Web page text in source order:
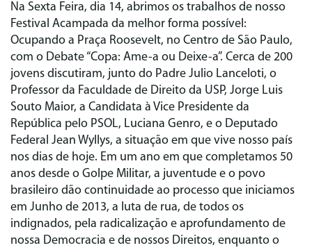
Na Sexta Feira, dia 14, abrimos os trabalhos de nosso
Festival Acampada da melhor forma possível:
Ocupando a Praça Roosevelt, no Centro de São Paulo,
com o Debate “Copa: Ame-a ou Deixe-a”. Cerca de 200
jovens discutiram, junto do Padre Julio Lanceloti, o
Professor da Faculdade de Direito da USP, Jorge Luis
Souto Maior, a Candidata à Vice Presidente da
República pelo PSOL, Luciana Genro, e o Deputado
Federal Jean Wyllys, a situação em que vive nosso país
nos dias de hoje. Em um ano em que completamos 50
anos desde o Golpe Militar, a juventude e o povo
brasileiro dão continuidade ao processo que iniciamos
em Junho de 2013, a luta de rua, de todos os
indignados, pela radicalização e aprofundamento de
nossa Democracia e de nossos Direitos, enquanto o